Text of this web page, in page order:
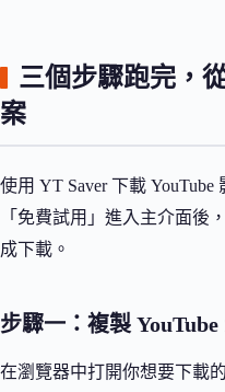
三個步驟跑完，
案
使用 YT Saver 下載
「免費試用」進入主介面後
成下載。
步驟一：複製
在瀏覽器中打開你想要下載